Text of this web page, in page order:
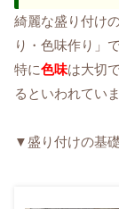
綺麗な盛り付け
り・色味作り」で
特に色味は大切
るといわれていま
▼盛り付けの基